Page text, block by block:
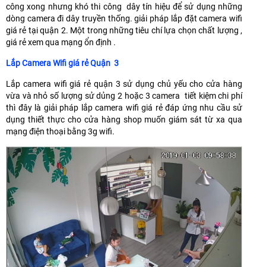
công xong nhưng khó thi công dây tín hiệu để sử dụng những
dòng camera đi dây truyền thống. giải pháp lắp đặt camera wifi
giá rẻ tại quận 2. Một trong những tiêu chí lựa chọn chất lượng ,
giá rẻ xem qua mạng ổn định .
Lắp Camera Wifi giá rẻ Quận 3
Lắp camera wifi giá rẻ quận 3 sử dụng chủ yếu cho cửa hàng
vừa và nhỏ số lượng sử dủng 2 hoặc 3 camera tiết kiệm chi phí
thì đây là giải pháp lắp camera wifi giá rẻ đáp ứng nhu cầu sử
dụng thiết thực cho cửa hàng shop muốn giám sát từ xa qua
mạng điện thoại bằng 3g wifi.